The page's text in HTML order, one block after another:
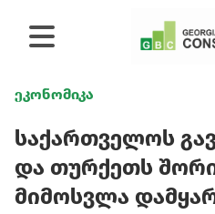
ეკონომიკა
საქართველოს
და თურქეთს
მიმოსვლა